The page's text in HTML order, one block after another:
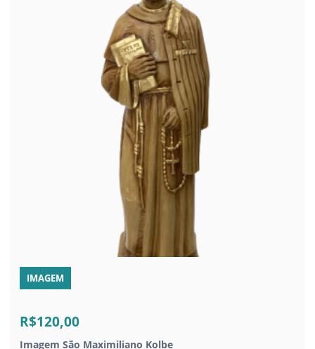
IMAGEM
R$120,00
Imagem São Maximiliano Kolbe